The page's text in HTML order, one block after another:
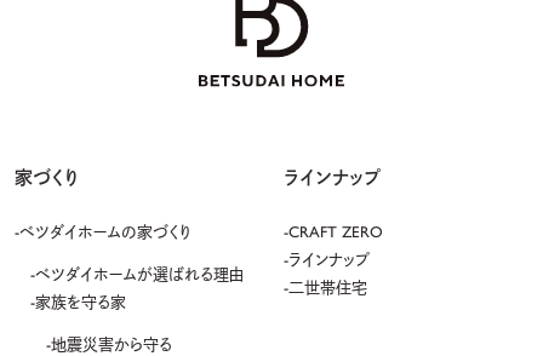
家づくり
ベツダイホームの家づくり
ベツダイホームが選ばれる理由
家族を守る家
地震災害から守る
ラインナップ
CRAFT ZERO
ラインナップ
二世帯住宅